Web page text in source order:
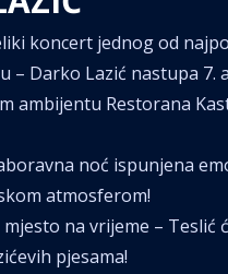
koncert jednog od
– Darko Lazić nastupa 7.
ambijentu Restorana
noć ispunjena
atmosferom!
na vrijeme – Teslić
pjesama!